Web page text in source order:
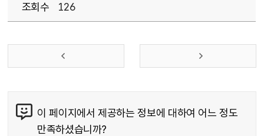
조회수
126
이 페이지에서 제공하는 정보에 대하여 어느 정도
만족하셨습니까?